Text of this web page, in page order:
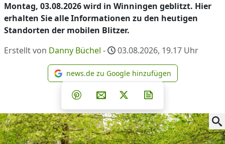
Montag, 03.08.2026 wird in Winningen geblitzt. Hier
erhalten Sie alle Informationen zu den heutigen
Standorten der mobilen Blitzer.
Erstellt von Danny Büchel - 03.08.2026, 19.17 Uhr
news.de zu Google
news.de zu Google hinzufügen
Teilen auf Facebook
Teilen auf Whatsapp
Teilen auf Telegram
Teilen auf Pinterest
Per E-Mail teilen
Post auf X